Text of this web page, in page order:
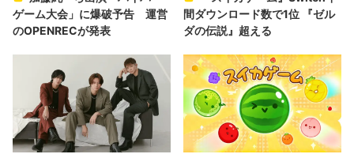
ゲーム大会」に爆破予告 運営
のOPENRECが発表
間ダウンロード数で1位 『ゼル
ダの伝説』超える